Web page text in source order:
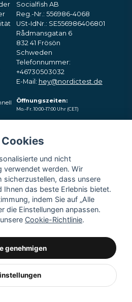
Socialfish AB
Reg.-Nr.: 556986-4068
USt-IdNr.: SE556986406801
Rådmansgatan 6
832 41 Frösön
Schweden
Telefonnummer:
+46730503032
E-Mail: hey@nordictest.de
Öffnungszeiten:
Mo.–Fr. 10:00–17:00 Uhr (CET)
und nicht
verwendet werden. Wir
sicherzustellen, dass unsere
Ihnen das beste Erlebnis bietet.
indem Sie auf „Alle
die Einstellungen anpassen.
Cookie-Richtlinie.
genehmigen